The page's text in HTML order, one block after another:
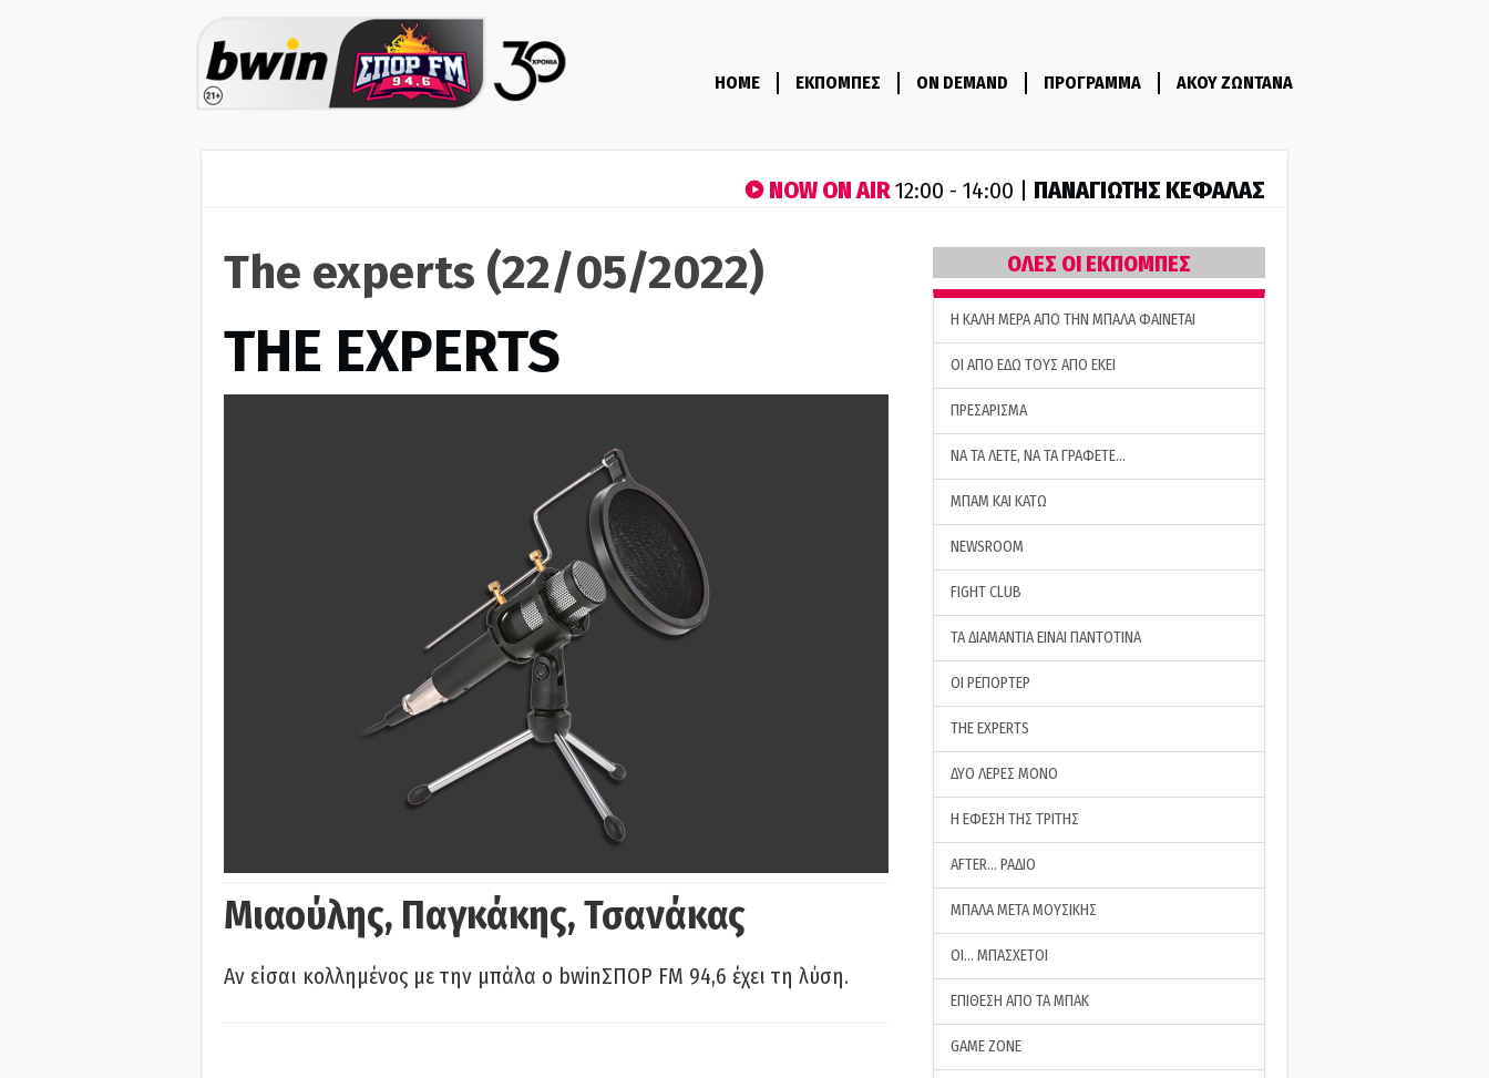
HOME ΕΚΠΟΜΠΕΣ ON DEMAND ΠΡΟΓΡΑΜΜΑ ΑΚΟΥ ΖΩΝΤΑΝΑ
NOW ON AIR12:00 - 14:00 | ΠΑΝΑΓΙΩΤΗΣ ΚΕΦΑΛΑΣ
The experts (22/05/2022)
THE EXPERTS
Μιαούλης, Παγκάκης, Τσανάκας
Αν είσαι κολλημένος με την μπάλα ο bwinΣΠΟΡ FM 94,6 έχει τη λύση.
ΟΛΕΣ ΟΙ ΕΚΠΟΜΠΕΣ
H ΚΑΛΗ ΜΕΡΑ ΑΠΟ ΤΗΝ ΜΠΑΛΑ ΦΑΙΝΕΤΑΙ
ΟΙ ΑΠΟ ΕΔΩ ΤΟΥΣ ΑΠΟ ΕΚΕΙ
ΠΡΕΣΑΡΙΣΜΑ
ΝΑ ΤΑ ΛΕΤΕ, ΝΑ ΤΑ ΓΡΑΦΕΤΕ…
ΜΠΑΜ ΚΑΙ ΚΑΤΩ
NEWSROOM
FIGHT CLUB
ΤΑ ΔΙΑΜΑΝΤΙΑ ΕΙΝΑΙ ΠΑΝΤΟΤΙΝΑ
ΟΙ ΡΕΠΟΡΤΕΡ
THE EXPERTS
ΔΥΟ ΛΕΡΕΣ ΜΟΝΟ
Η ΕΦΕΣΗ ΤΗΣ ΤΡΙΤΗΣ
AFTER… ΡΑΔΙΟ
ΜΠΑΛΑ ΜΕΤΑ ΜΟΥΣΙΚΗΣ
ΟΙ… ΜΠΑΣΧΕΤΟΙ
ΕΠΙΘΕΣΗ ΑΠΟ ΤΑ ΜΠΑΚ
GAME ZONE